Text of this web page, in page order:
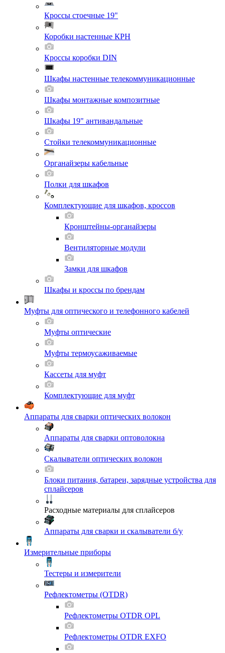
Кроссы стоечные 19"
Коробки настенные КРН
Кроссы коробки DIN
Шкафы настенные телекоммуникационные
Шкафы монтажные композитные
Шкафы 19" антивандальные
Стойки телекоммуникационные
Органайзеры кабельные
Полки для шкафов
Комплектующие для шкафов, кроссов
Кронштейны-органайзеры
Вентиляторные модули
Замки для шкафов
Шкафы и кроссы по брендам
Муфты для оптического и телефонного кабелей
Муфты оптические
Муфты термоусаживаемые
Кассеты для муфт
Комплектующие для муфт
Аппараты для сварки оптических волокон
Аппараты для сварки оптоволокна
Скалыватели оптических волокон
Блоки питания, батареи, зарядные устройства для
сплайсеров
Расходные материалы для сплайсеров
Аппараты для сварки и скалыватели б/у
Измерительные приборы
Тестеры и измерители
Рефлектометры (OTDR)
Рефлектометры OTDR OPL
Рефлектометры OTDR EXFO